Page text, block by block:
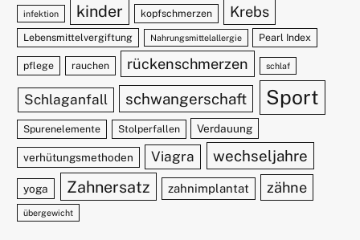
infektion kinder kopfschmerzen Krebs
Lebensmittelvergiftung Nahrungsmittelallergie Pearl Index
pflege rauchen rückenschmerzen schlaf
Schlaganfall schwangerschaft Sport
Spurenelemente Stolperfallen Verdauung
verhütungsmethoden Viagra wechseljahre
yoga Zahnersatz zahnimplantat zähne
übergewicht